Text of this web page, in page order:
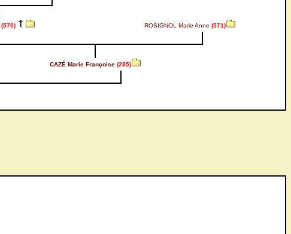
(570) ROSIGNOL Marie Anne (571)
CAZÉ Marie Françoise (285)